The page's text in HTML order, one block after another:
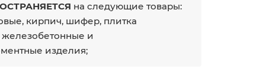
на следующие товары:
кирпич, шифер, плитка
железобетонные и
изделия;